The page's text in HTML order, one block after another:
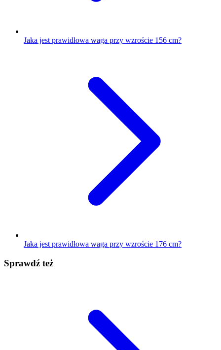
Jaka jest prawidłowa waga przy wzroście 156 cm?
Jaka jest prawidłowa waga przy wzroście 176 cm?
Sprawdź też